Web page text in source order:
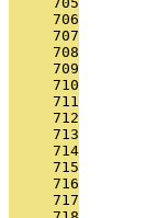
     706
     707
     708
     709
     710
     711
     712
     713
     714
     715
     716
     717